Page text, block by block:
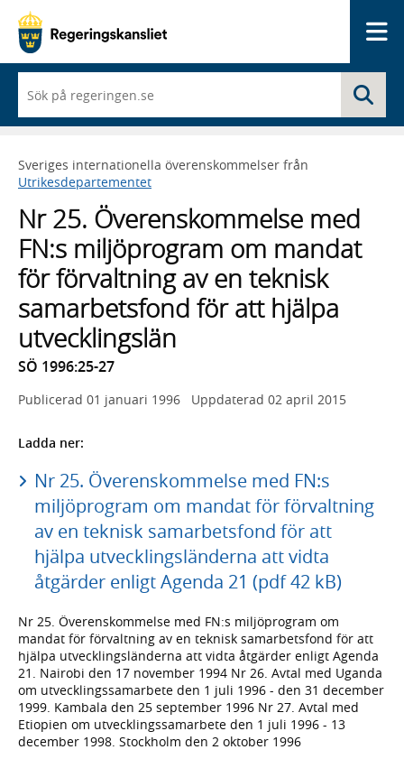
du
börjar
skriva
framträder
en
med
sökförslag
Sveriges internationella överenskommelser från
Utrikesdepartementet
Nr 25. Överenskommelse med
FN:s miljöprogram om mandat
för förvaltning av en teknisk
samarbetsfond för att hjälpa
utvecklingslän
SÖ 1996:25-27
Publicerad 01 januari 1996 Uppdaterad 02 april 2015
Ladda ner:
Nr 25. Överenskommelse med FN:s
miljöprogram om mandat för förvaltning
av en teknisk samarbetsfond för att
hjälpa utvecklingsländerna att vidta
åtgärder enligt Agenda 21 (pdf 42 kB)
Nr 25. Överenskommelse med FN:s miljöprogram om
mandat för förvaltning av en teknisk samarbetsfond för att
hjälpa utvecklingsländerna att vidta åtgärder enligt Agenda
21. Nairobi den 17 november 1994 Nr 26. Avtal med Uganda
om utvecklingssamarbete den 1 juli 1996 - den 31 december
1999. Kambala den 25 september 1996 Nr 27. Avtal med
Etiopien om utvecklingssamarbete den 1 juli 1996 - 13
december 1998. Stockholm den 2 oktober 1996